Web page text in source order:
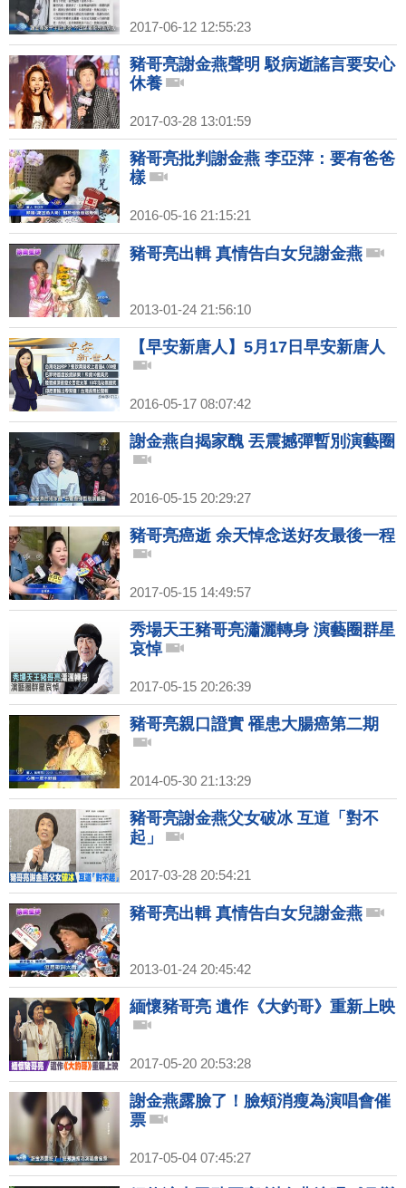
2017-06-12 12:55:23
豬哥亮謝金燕聲明 駁病逝謠言要安心
休養
2017-03-28 13:01:59
豬哥亮批判謝金燕 李亞萍：要有爸爸
樣
2016-05-16 21:15:21
豬哥亮出輯 真情告白女兒謝金燕
2013-01-24 21:56:10
【早安新唐人】5月17日早安新唐人
2016-05-17 08:07:42
謝金燕自揭家醜 丟震撼彈暫別演藝圈
2016-05-15 20:29:27
豬哥亮癌逝 余天悼念送好友最後一程
2017-05-15 14:49:57
秀場天王豬哥亮瀟灑轉身 演藝圈群星
哀悼
2017-05-15 20:26:39
豬哥亮親口證實 罹患大腸癌第二期
2014-05-30 21:13:29
豬哥亮謝金燕父女破冰 互道「對不
起」
2017-03-28 20:54:21
豬哥亮出輯 真情告白女兒謝金燕
2013-01-24 20:45:42
緬懷豬哥亮 遺作《大釣哥》重新上映
2017-05-20 20:53:28
謝金燕露臉了！臉頰消瘦為演唱會催
票
2017-05-04 07:45:27